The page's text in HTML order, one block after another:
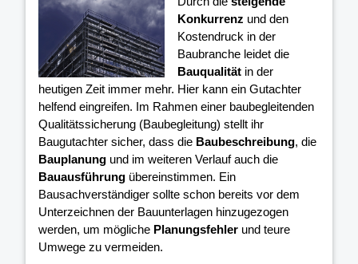
Konkurrenz und den
Kostendruck in der
Baubranche leidet die
Bauqualität in der
heutigen Zeit immer mehr. Hier kann ein Gutachter
helfend eingreifen. Im Rahmen einer baubegleitenden
Qualitätssicherung (Baubegleitung) stellt ihr
Baugutachter sicher, dass die Baubeschreibung, die
Bauplanung und im weiteren Verlauf auch die
Bauausführung übereinstimmen. Ein
Bausachverständiger sollte schon bereits vor dem
Unterzeichnen der Bauunterlagen hinzugezogen
werden, um mögliche Planungsfehler und teure
Umwege zu vermeiden.